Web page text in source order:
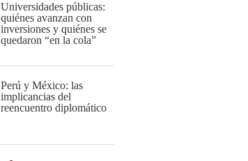
Universidades públicas:
quiénes avanzan con
inversiones y quiénes se
quedaron “en la cola”
Perú y México: las
implicancias del
reencuentro diplomático